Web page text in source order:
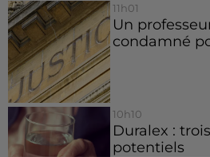
11h01
Un
condamné
10h10
Duralex :
potentiels